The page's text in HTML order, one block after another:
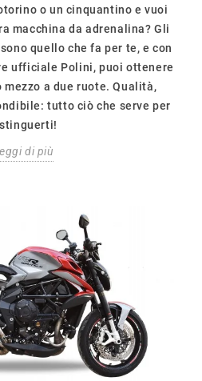
o un cinquantino e vuoi
macchina da adrenalina? Gli
quello che fa per te, e con
ufficiale Polini, puoi ottenere
a due ruote. Qualità,
tutto ciò che serve per
di più